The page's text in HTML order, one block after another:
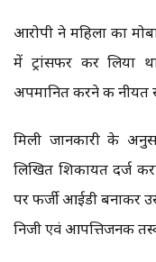
आरोपी ने महिला का
में ट्रांसफर कर
अपमानित करने की नीयत
मिली जानकारी के
लिखित शिकायत दर्ज
पर फर्जी आईडी बनाकर
निजी एवं आपत्तिजनक